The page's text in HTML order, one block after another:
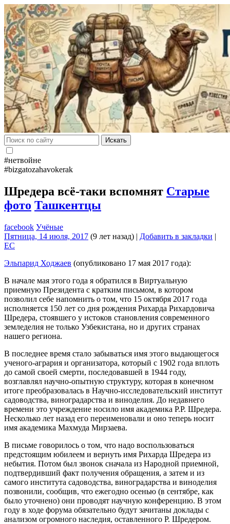
Искать
#нетвойне
#bizgatozahavokerak
Шредера всё-таки вспомнят Старые
фото Ташкентцы
facebook Учёные
Пятница, 14 июля, 2017 (9 лет назад) | Добавить в закладки |
EC
Эльпарид Ходжаев (опубликовано 17 мая 2017 года):
В начале мая этого года я обратился в Виртуальную
приемную Президента с кратким письмом, в котором
позволил себе напомнить о том, что 15 октября 2017 года
исполняется 150 лет со дня рождения Рихарда Рихардовича
Шредера, стоявшего у истоков становления современного
земледелия не только Узбекистана, но и других странах
нашего региона.
В последнее время стало забываться имя этого выдающегося
ученого-агрария и организатора, который с 1902 года вплоть
до самой своей смерти, последовавшей в 1944 году,
возглавлял научно-опытную структуру, которая в конечном
итоге преобразовалась в Научно-исследовательский институт
садоводства, виноградарства и виноделия. До недавнего
времени это учреждение носило имя академика Р.Р. Шредера.
Несколько лет назад его переименовали и оно теперь носит
имя академика Махмуда Мирзаева.
В письме говорилось о том, что надо воспользоваться
предстоящим юбилеем и вернуть имя Рихарда Шредера из
небытия. Потом был звонок сначала из Народной приемной,
подтвердивший факт получения обращения, а затем и из
самого института садоводства, виноградарства и виноделия
позвонили, сообщив, что ежегодно осенью (в сентябре, как
было уточнено) они проводят научную конференцию. В этом
году в ходе форума обязательно будут зачитаны доклады с
анализом огромного наследия, оставленного Р. Шредером.